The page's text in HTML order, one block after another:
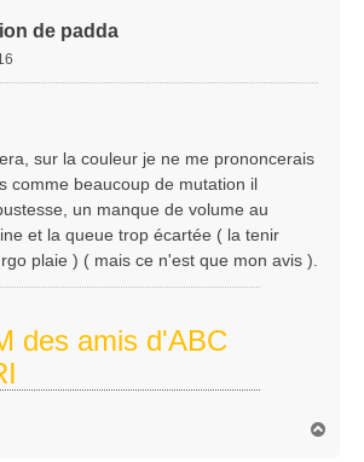
de padda
sur la couleur je ne me prononcerais
comme beaucoup de mutation il
un manque de volume au
et la queue trop écartée ( la tenir
plaie ) ( mais ce n'est que mon avis ).
des amis d'ABC